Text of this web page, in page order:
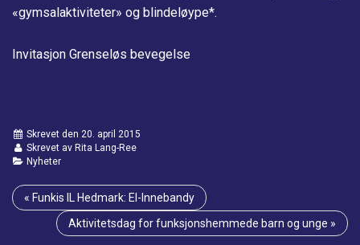
«gymsalaktiviteter» og blindeløype*.
Invitasjon Grenseløs bevegelse
Skrevet den 20. april 2015
Skrevet av Rita Lang-Ree
Nyheter
Innleggsnavigasjon
« Funkis IL Hedmark: El-Innebandy
Aktivitetsdag for funksjonshemmede barn og unge »